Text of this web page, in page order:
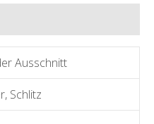
Ausschnitt
, Schlitz